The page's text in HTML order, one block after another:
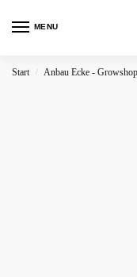
MENU
Start / Anbau Ecke -